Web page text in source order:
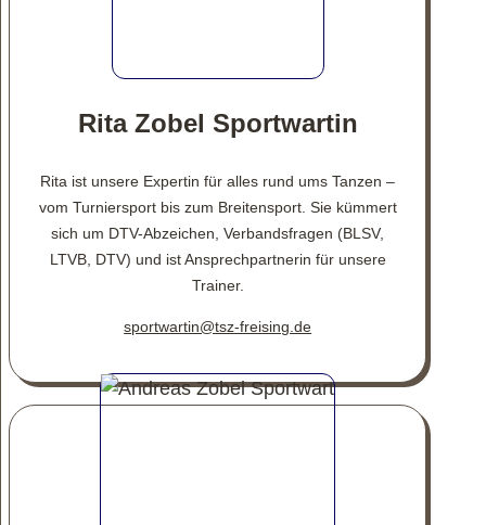
Rita Zobel Sportwartin
Rita ist unsere Expertin für alles rund ums Tanzen –
vom Turniersport bis zum Breitensport. Sie kümmert
sich um DTV-Abzeichen, Verbandsfragen (BLSV,
LTVB, DTV) und ist Ansprechpartnerin für unsere
Trainer.
sportwartin@tsz-freising.de